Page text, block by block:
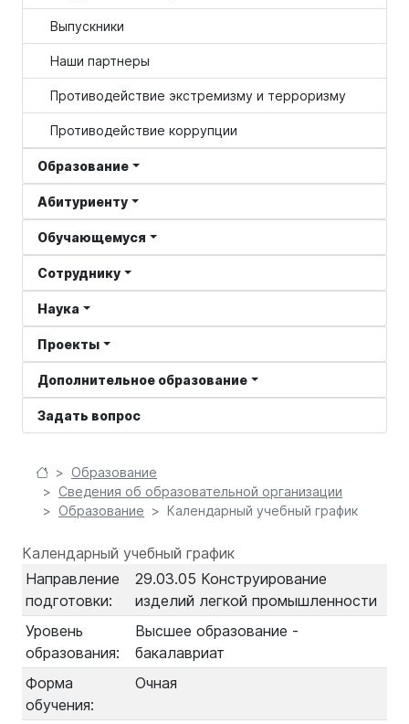
Выпускники
Наши партнеры
Противодействие экстремизму и терроризму
Противодействие коррупции
Образование
Абитуриенту
Обучающемуся
Сотруднику
Наука
Проекты
Дополнительное образование
Задать вопрос
Образование
Сведения об образовательной организации
Образование
Календарный учебный график
Календарный учебный график
Направление
подготовки:
29.03.05 Конструирование
изделий легкой промышленности
Уровень
образования:
Высшее образование -
бакалавриат
Форма
обучения:
Очная